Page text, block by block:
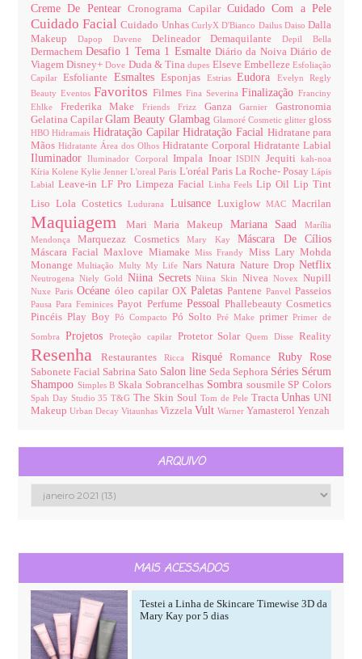
Creme De PentearCronograma Capilar Cuidado Com a Pele
Cuidado FacialCuidado UnhasCurlyXD'Bianco Dailus DaisoDalla
Makeup
Dapop Davene DelineadorDemaquilanteDepil Bella
DermachemDesafio 1 Tema 1 Esmalte Diário da Noiva Diário de
ViagemDisney+Dove Duda & Tinadupes ElseveEmbellezeEsfoliação
CapilarEsfoliante EsmaltesEsponjas Estrias Eudora
Evelyn Regly
Beauty Eventos FavoritosFilmes Fina Severina FinalizaçãoFranciny
Ehlke Frederika MakeFriends Frizz GanzaGarnierGastronomia
Gelatina CapilarGlam Beauty Glambag Glamoré Cosmeticglitter gloss
HBOHidramais Hidratação CapilarHidratação Facial Hidratane para
Mãos Hidratante Área dos OlhosHidratante CorporalHidratante Labial
IluminadorIluminador CorporalImpala InoarISDIN Jequitikah-noa
Kíria KoleneKylie JennerL'oreal Paris L'oréal Paris La Roche- PosayLápis
Labial Leave-in LF Pro Limpeza Facial Linha FeelsLip OilLip Tint
Liso Lola CosteticsLudurana Luisance LuxiglowMACMacrilan
Maquiagem Mari Maria Makeup Mariana SaadMarília
MendonçaMarquezaz CosmeticsMary Kay Máscara De Cílios
Máscara FacialMaxlove MiamakeMiss Frandy Miss LaryMohda
MonangeMultiação Multy My Life NarsNatura Nature DropNetflix
Neutrogena Niely Gold Niina SecretsNiina SkinNiveaNovexNupill
Nuxe Paris Océane óleo capilarOXPaletasPantenePanvelPasseios
Pausa Para FeminicesPayot Perfume PessoalPhallebeauty Cosmetics
Pincéis Play Boy Pó Compacto Pó SoltoPré MakeprimerPrimer de
Sombra Projetos Proteção capilar Protetor SolarQuem DisseReality
ResenhaRestaurantes Ricca RisquéRomance Ruby Rose
Sabonete Facial Sabrina Sato Salon line Seda Sephora Séries Sérum
Shampoo Simples B Skala Sobrancelhas Sombra sousmile SP Colors
Spah Day Studio 35T&GThe Skin Soul Tom de Pele TractaUnhasUNI
Makeup Urban Decay Vitaunhas Vizzela Vult Warner Yamasterol Yenzah
ARQUIVO
MAIS ACESSADOS
Testei a Linha de Skincare Timewise 3D da
Mary Kay por 5 dias